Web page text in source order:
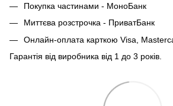
Покупка частинами - МоноБанк
Миттєва розстрочка - ПриватБанк
Онлайн-оплата карткою Visa,
Гарантія від виробника від 1 до 3 років.